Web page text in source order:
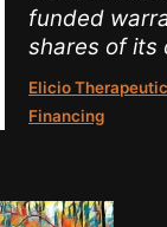
funded
shares of its
Elicio
Financing